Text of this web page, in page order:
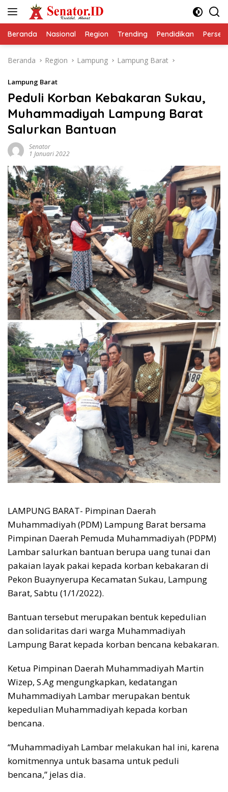
Beranda Nasional Region Trending Pendidikan
Beranda Region Lampung Lampung Barat
Lampung Barat
Peduli Korban Kebakaran Sukau,
Muhammadiyah Lampung Barat
Salurkan Bantuan
Senator
1 Januari 2022
LAMPUNG BARAT- Pimpinan Daerah
Muhammadiyah (PDM) Lampung Barat bersama
Pimpinan Daerah Pemuda Muhammadiyah (PDPM)
Lambar salurkan bantuan berupa uang tunai dan
pakaian layak pakai kepada korban kebakaran di
Pekon Buaynyerupa Kecamatan Sukau, Lampung
Barat, Sabtu (1/1/2022).
Bantuan tersebut merupakan bentuk kepedulian
dan solidaritas dari warga Muhammadiyah
Lampung Barat kepada korban bencana kebakaran.
Ketua Pimpinan Daerah Muhammadiyah Martin
Wizep, S.Ag mengungkapkan, kedatangan
Muhammadiyah Lambar merupakan bentuk
kepedulian Muhammadiyah kepada korban
bencana.
“Muhammadiyah Lambar melakukan hal ini, karena
komitmennya untuk basama untuk peduli
bencana,” jelas dia.